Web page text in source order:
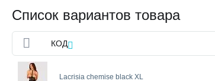
Список вариантов товара
КОД
Lacrisia chemise black XL